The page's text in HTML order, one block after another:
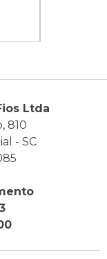
Ltda
810
- SC